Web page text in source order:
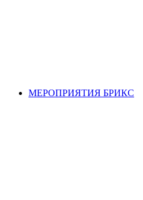
МЕРОПРИЯТИЯ БРИКС